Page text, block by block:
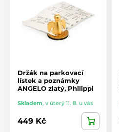
Držák na parkovací
lístek a poznámky
ANGELO zlatý, Philippi
Skladem, v úterý 11. 8. u vás
449 Kč